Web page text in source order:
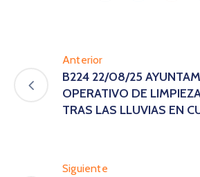
Anterior
B224 22/08/25
OPERATIVO DE
TRAS LAS LLUVIAS EN
Siguiente